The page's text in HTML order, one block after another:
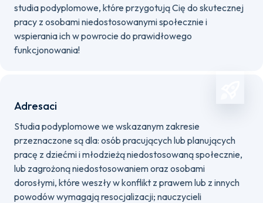
studia podyplomowe, które przygotują Cię do skutecznej
pracy z osobami niedostosowanymi społecznie i
wspierania ich w powrocie do prawidłowego
funkcjonowania!
Adresaci
Studia podyplomowe we wskazanym zakresie
przeznaczone są dla: osób pracujących lub planujących
pracę z dziećmi i młodzieżą niedostosowaną społecznie,
lub zagrożoną niedostosowaniem oraz osobami
dorosłymi, które weszły w konflikt z prawem lub z innych
powodów wymagają resocjalizacji; nauczycieli